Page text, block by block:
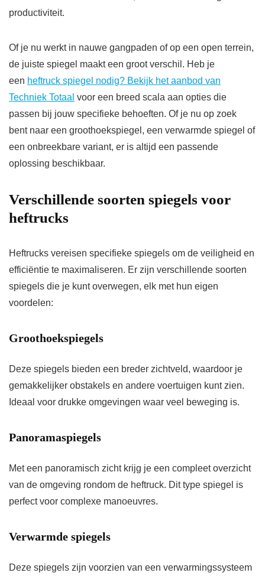
productiviteit.
Of je nu werkt in nauwe gangpaden of op een open terrein,
de juiste spiegel maakt een groot verschil. Heb je
een heftruck spiegel nodig? Bekijk het aanbod van
Techniek Totaal voor een breed scala aan opties die
passen bij jouw specifieke behoeften. Of je nu op zoek
bent naar een groothoekspiegel, een verwarmde spiegel of
een onbreekbare variant, er is altijd een passende
oplossing beschikbaar.
Verschillende soorten spiegels voor
heftrucks
Heftrucks vereisen specifieke spiegels om de veiligheid en
efficiëntie te maximaliseren. Er zijn verschillende soorten
spiegels die je kunt overwegen, elk met hun eigen
voordelen:
Groothoekspiegels
Deze spiegels bieden een breder zichtveld, waardoor je
gemakkelijker obstakels en andere voertuigen kunt zien.
Ideaal voor drukke omgevingen waar veel beweging is.
Panoramaspiegels
Met een panoramisch zicht krijg je een compleet overzicht
van de omgeving rondom de heftruck. Dit type spiegel is
perfect voor complexe manoeuvres.
Verwarmde spiegels
Deze spiegels zijn voorzien van een verwarmingssysteem